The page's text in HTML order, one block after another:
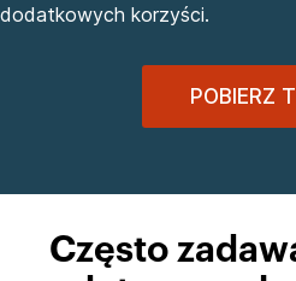
dodatkowych korzyści.
POBIERZ
Często